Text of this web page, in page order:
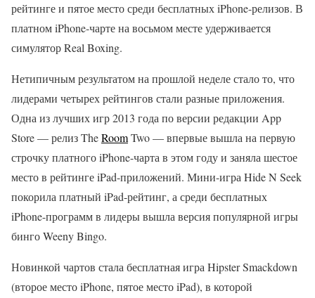
рейтинге и пятое место среди бесплатных iPhone-релизов. В
платном iPhone-чарте на восьмом месте удерживается
симулятор Real Boxing.
Нетипичным результатом на прошлой неделе стало то, что
лидерами четырех рейтингов стали разные приложения.
Одна из лучших игр 2013 года по версии редакции App
Store — релиз TheRoomTwo — впервые вышла на первую
строчку платного iPhone-чарта в этом году и заняла шестое
место в рейтинге iPad-приложений. Мини-игра Hide N Seek
покорила платный iPad-рейтинг, а среди бесплатных
iPhone-программ в лидеры вышла версия популярной игры
бинго Weeny Bingo.
Новинкой чартов стала бесплатная игра Hipster Smackdown
(второе место iPhone, пятое место iPad), в которой